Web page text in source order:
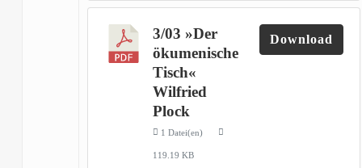
3/03 »Der
ökumenische
Tisch«
Wilfried
Plock
1 Datei(en)
119.19 KB
Download